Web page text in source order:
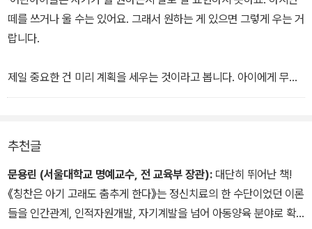
을 느끼게 해주어야 합니다. 함께 놀며 먹이를 주거나 장난감을 주거
나 몸통을 긁어주고 쓰다듬어주는 거죠. 그리고 이를 통해 고래가 올
-33쪽
떼를 쓰거나 울 수는 있어요. 그래서 원하는 게 있으면 그렇게 우는 거
랍니다.
제일 중요한 건 미리 계획을 세우는 것이라고 봅니다. 아이에게 무엇
을 가르치고 싶은지 미리 생각해두고 기회가 왔을 때 재빨리 행동하
다.
그런 다음 아이가 그것을 올바른 방식으로 요구하도록 가르쳐야 해
요.'-113쪽
추천글
문용린 (서울대학교 명예교수, 전 교육부 장관): 대단히 뛰어난 책!
《칭찬은 아기 고래도 춤추게 한다》는 정신치료의 한 수단이었던 이론
들을 인간관계, 인적자원개발, 자기계발을 넘어 아동양육 분야로 확